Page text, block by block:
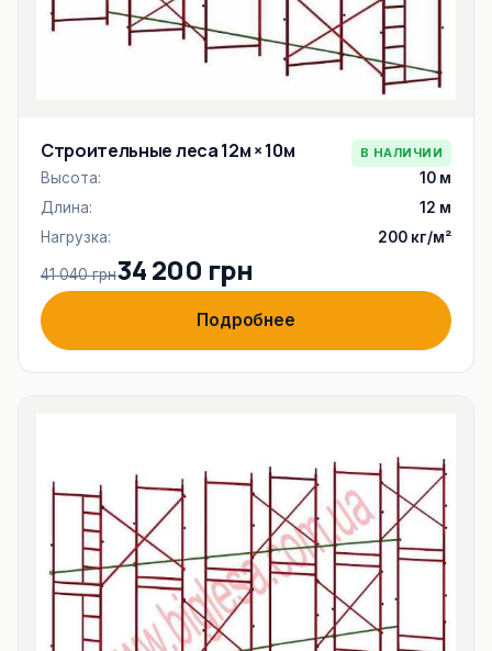
Строительные леса 12м × 10м В НАЛИЧИИ
Высота:
10 м
Длина:
12 м
Нагрузка:
200 кг/м²
41 040 грн34 200 грн
Подробнее